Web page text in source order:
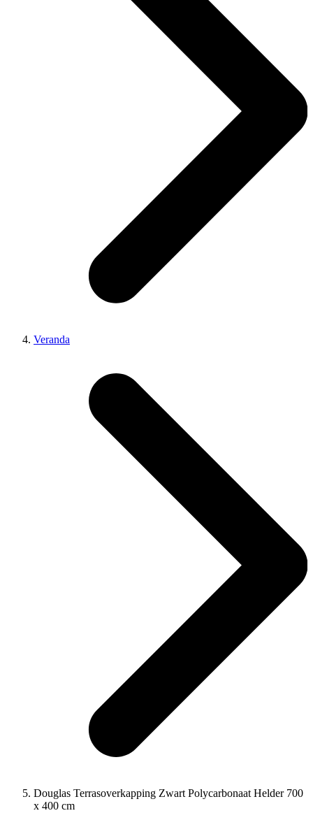
Veranda
Douglas Terrasoverkapping Zwart Polycarbonaat Helder 700
x 400 cm